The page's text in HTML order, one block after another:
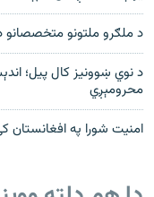
د ملګرو ملتونو متخصصانو
محرومېږي
امنیت شورا په افغانستان